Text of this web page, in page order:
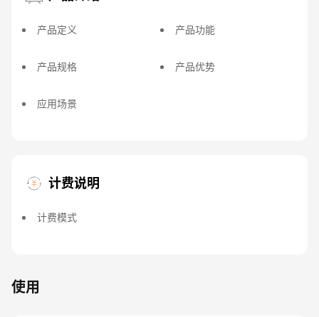
产品定义 产品功能
产品规格 产品优势
应用场景
计费说明
计费模式
使用